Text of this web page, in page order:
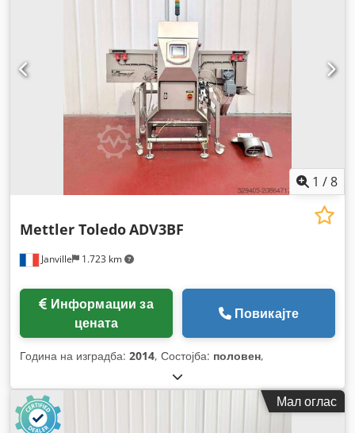
1 /8
Janville 1.723 km
Mettler ToledoADV3BF
цената
Повикајте
Година на изградба: 2014, Состојба: половен,
Мал оглас